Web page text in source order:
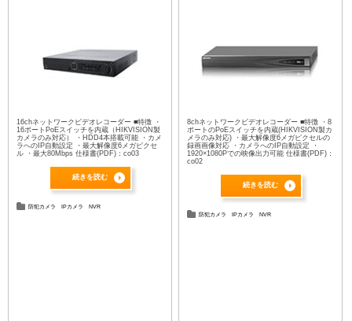
16chネットワークビデオレコーダー ■特徴 ・
16ポートPoEスイッチを内蔵（HIKVISION製
カメラのみ対応） ・HDD4本搭載可能 ・カメ
ラへのIP自動設定 ・最大解像度6メガピクセ
ル ・最大80Mbps 仕様書(PDF)：co03
続きを読む
防犯カメラ IPカメラ NVR
8chネットワークビデオレコーダー ■特徴 ・8
ポートのPoEスイッチを内蔵(HIKVISION製カ
メラのみ対応) ・最大解像度6メガピクセルの
録画画像対応 ・カメラへのIP自動設定 ・
1920×1080Pでの映像出力可能 仕様書(PDF)：
co02
続きを読む
防犯カメラ IPカメラ NVR